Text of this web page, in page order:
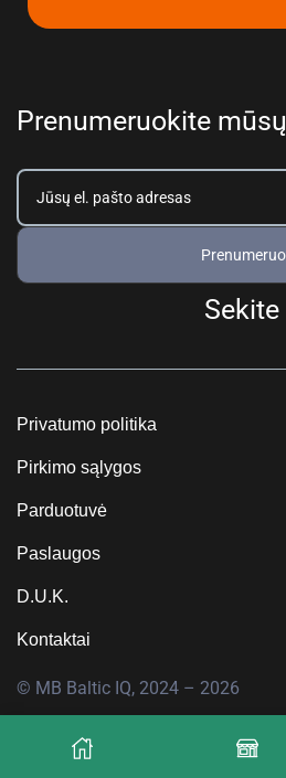
Prenumeruokite
Privatumo politika
Pirkimo sąlygos
Parduotuvė
Paslaugos
D.U.K.
Kontaktai
© MB Baltic IQ, 2024 – 2026